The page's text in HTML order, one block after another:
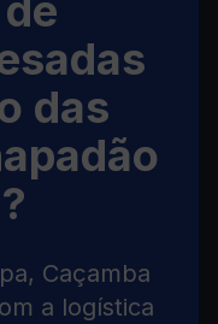
das
Caçamba
a logística